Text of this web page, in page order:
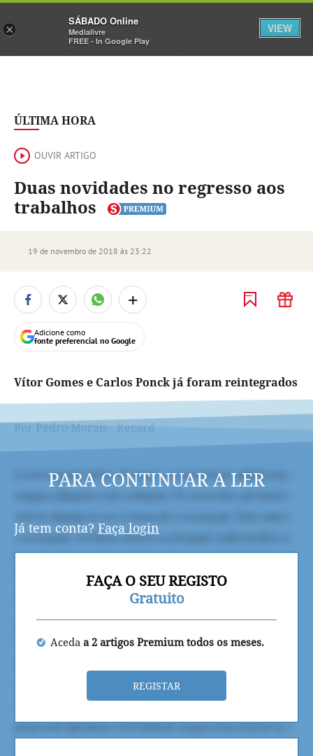
Sábado Assine Iniciar Sessão
ÚLTIMA HORA
OUVIR ARTIGO
Duas novidades no regresso aos
trabalhos
19 de novembro de 2018 às 23:22
+
Adicione como
fonte preferencial no Google
Vítor Gomes e Carlos Ponck já foram reintegrados
Por Pedro Morais - Record
PARA CONTINUAR A LER
Já tem conta? Faça login
FAÇA O SEU REGISTO
Gratuito
Aceda a 2 artigos Premium todos os meses.
REGISTAR
×
SÁBADO Online
Medialivre
FREE - In Google Play
VIEW